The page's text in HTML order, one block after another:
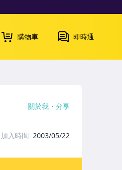
購物車 即時通
關於我 分享
加入時間 2003/05/22